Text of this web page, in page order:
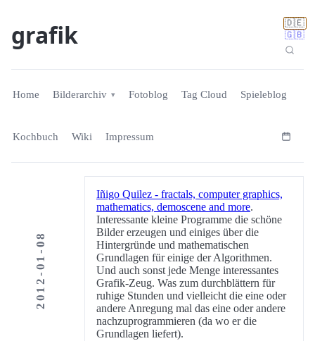
🇩🇪
🇬🇧
grafik
Home Bilderarchiv Fotoblog Tag Cloud Spieleblog
Kochbuch Wiki Impressum
2012-01-08
Iñigo Quilez - fractals, computer graphics,
mathematics, demoscene and more.
Interessante kleine Programme die schöne
Bilder erzeugen und einiges über die
Hintergründe und mathematischen
Grundlagen für einige der Algorithmen.
Und auch sonst jede Menge interessantes
Grafik-Zeug. Was zum durchblättern für
ruhige Stunden und vielleicht die eine oder
andere Anregung mal das eine oder andere
nachzuprogrammieren (da wo er die
Grundlagen liefert).